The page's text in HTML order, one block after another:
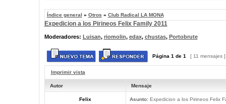
Índice general » Otros » Club Radical LA MONA
Expedicion a los Pirineos Felix Family 2011
Moderadores: Luisan, riomolin, edax, chustas, Portobrute
Página 1 de 1 [ 11 mensajes
Imprimir vista
Autor Mensaje
Felix Asunto:Expedicion a los Pirineos Felix